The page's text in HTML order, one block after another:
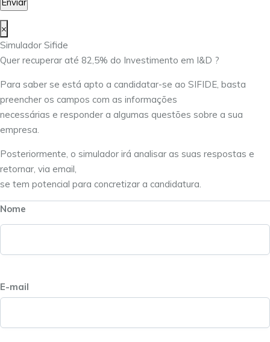
×
Simulador Sifide
Quer recuperar até 82,5% do Investimento em I&D ?
Para saber se está apto a candidatar-se ao SIFIDE, basta
preencher os campos com as informações
necessárias e responder a algumas questões sobre a sua
empresa.
Posteriormente, o simulador irá analisar as suas respostas e
retornar, via email,
se tem potencial para concretizar a candidatura.
Nome
E-mail